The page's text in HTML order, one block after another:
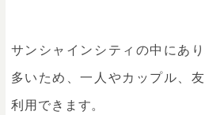
サンシャインシティの中にあ
多いため、一人やカップル、
利用できます。